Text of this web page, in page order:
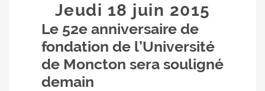
Jeudi 18 juin 2015
Le 52e anniversaire de
fondation de l’Université
de Moncton sera souligné
demain